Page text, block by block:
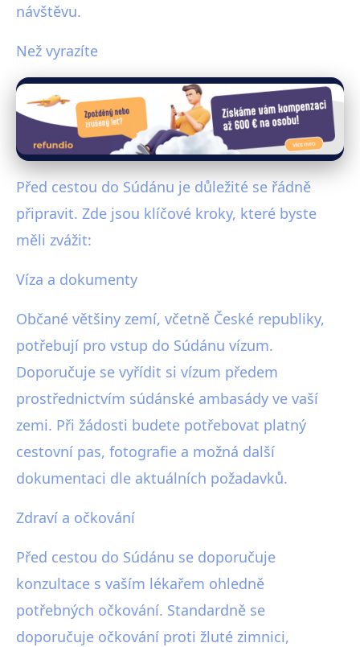
návštěvu.
Než vyrazíte
Před cestou do Súdánu je důležité se řádně
připravit. Zde jsou klíčové kroky, které byste
měli zvážit:
Víza a dokumenty
Občané většiny zemí, včetně České republiky,
potřebují pro vstup do Súdánu vízum.
Doporučuje se vyřídit si vízum předem
prostřednictvím súdánské ambasády ve vaší
zemi. Při žádosti budete potřebovat platný
cestovní pas, fotografie a možná další
dokumentaci dle aktuálních požadavků.
Zdraví a očkování
Před cestou do Súdánu se doporučuje
konzultace s vaším lékařem ohledně
potřebných očkování. Standardně se
doporučuje očkování proti žluté zimnici,